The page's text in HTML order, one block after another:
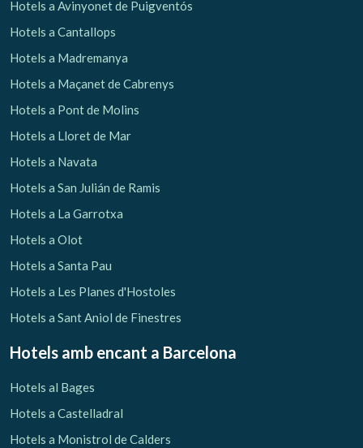
Hotels a Avinyonet de Puigventós
Hotels a Cantallops
Hotels a Madremanya
Hotels a Maçanet de Cabrenys
Hotels a Pont de Molins
Hotels a Lloret de Mar
Hotels a Navata
Hotels a San Julián de Ramis
Hotels a La Garrotxa
Hotels a Olot
Hotels a Santa Pau
Hotels a Les Planes d'Hostoles
Hotels a Sant Aniol de Finestres
Hotels amb encant a Barcelona
Hotels al Bages
Hotels a Castelladral
Hotels a Monistrol de Calders